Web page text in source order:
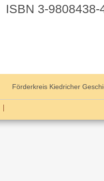
ISBN 3-9808438-
Förderkreis Kiedricher